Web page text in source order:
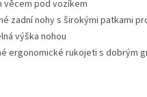
věcem pod vozíkem
zadní nohy s širokými patkami
výška nohou
ergonomické rukojeti s dobrým